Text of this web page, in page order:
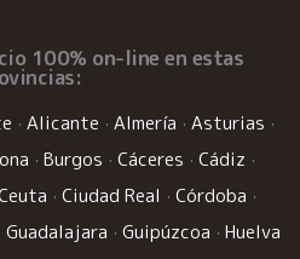
100% on-line en estas
· Alicante · Almería · Asturias ·
· Burgos · Cáceres · Cádiz ·
· Ciudad Real · Córdoba ·
Guadalajara · Guipúzcoa · Huelva